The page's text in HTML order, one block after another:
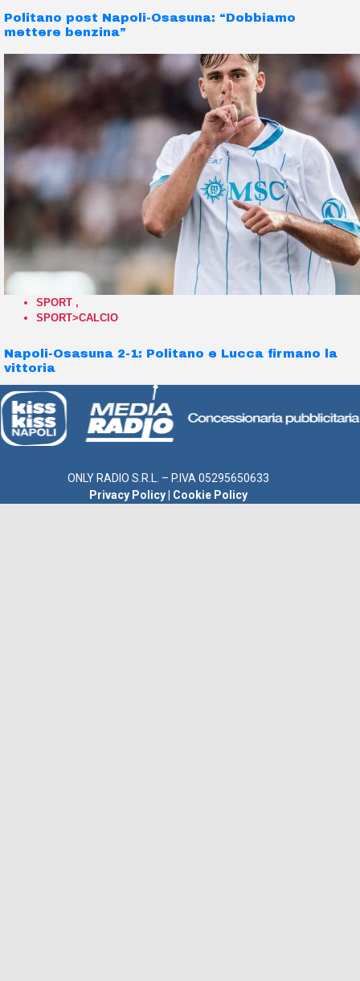
Politano post Napoli-Osasuna: “Dobbiamo
mettere benzina”
SPORT ,
SPORT>CALCIO
Napoli-Osasuna 2-1: Politano e Lucca firmano la
vittoria
ONLY RADIO S.R.L. – P.IVA 05295650633
Privacy Policy
Cookie Policy